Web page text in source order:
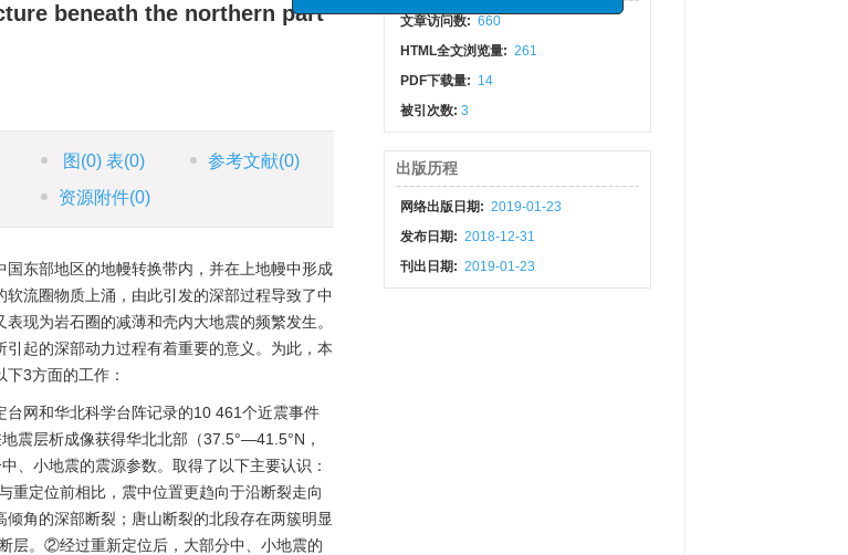
beneath the northern part
图 (0)表(0) 参考文献(0)
资源附件(0)
东部地区的地幔转换带内，并在上地幔中形成
流圈物质上涌，由此引发的深部过程导致了中
现为岩石圈的减薄和壳内大地震的频繁发生。
起的深部动力过程有着重要的意义。为此，本
3方面的工作：
网和华北科学台阵记录的10 461个近震事件
震层析成像获得华北北部（37.5°—41.5°N，
、小地震的震源参数。取得了以下主要认识：
定位前相比，震中位置更趋向于沿断裂走向
角的深部断裂；唐山断裂的北段存在两簇明显
层。②经过重新定位后，大部分中、小地震的
文章访问数: 660
HTML全文浏览量: 261
PDF下载量: 14
被引次数:3
出版历程
网络出版日期: 2019-01-23
发布日期: 2018-12-31
刊出日期: 2019-01-23